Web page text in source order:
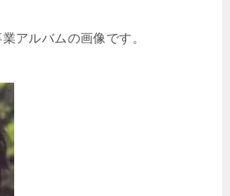
アルバムの画像です。